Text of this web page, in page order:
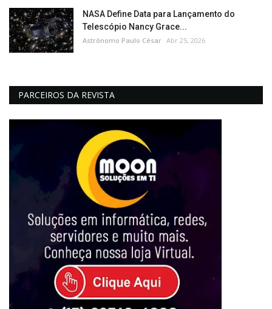
NASA Define Data para Lançamento do
Telescópio Nancy Grace...
Astrônomo Paulo César Abr 25, 2026
PARCEIROS DA REVISTA